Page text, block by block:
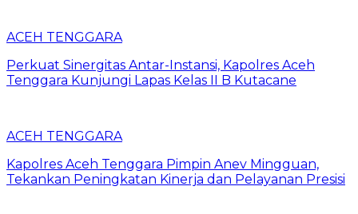
ACEH TENGGARA
Perkuat Sinergitas Antar-Instansi, Kapolres Aceh
Tenggara Kunjungi Lapas Kelas II B Kutacane
ACEH TENGGARA
Kapolres Aceh Tenggara Pimpin Anev Mingguan,
Tekankan Peningkatan Kinerja dan Pelayanan Presisi